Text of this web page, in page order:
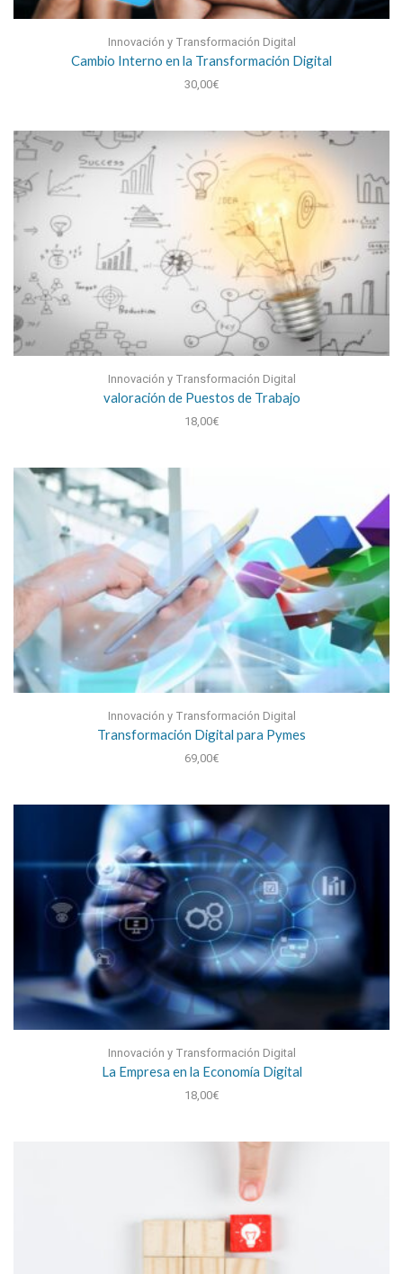
Innovación y Transformación Digital
Cambio Interno en la Transformación Digital
30,00€
Innovación y Transformación Digital
valoración de Puestos de Trabajo
18,00€
Innovación y Transformación Digital
Transformación Digital para Pymes
69,00€
Innovación y Transformación Digital
La Empresa en la Economía Digital
18,00€